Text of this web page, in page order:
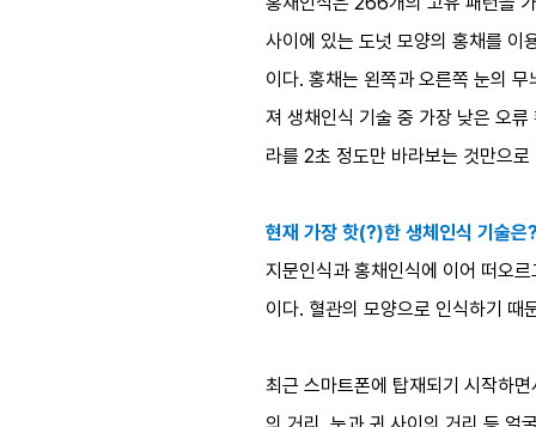
사이에 있는 도넛 모양의 홍채를 이
이다. 홍채는 왼쪽과 오른쪽 눈의
져 생채인식 기술 중 가장 낮은 오
라를 2초 정도만 바라보는 것만으
현재 가장 핫(?)한 생체인식 기술
지문인식과 홍채인식에 이어 떠오
이다. 혈관의 모양으로 인식하기 때
최근 스마트폰에 탑재되기 시작하